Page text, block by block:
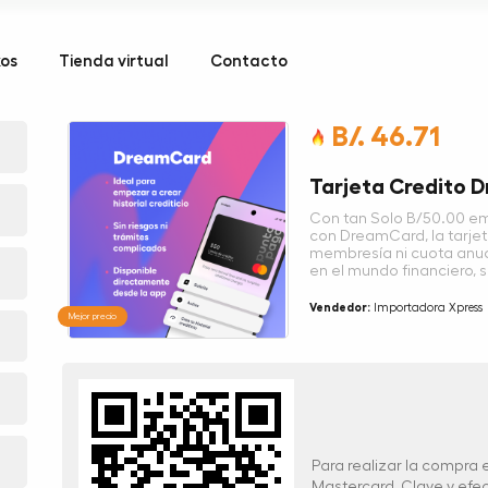
Tienda virtual Contacto
Mejor precio
B/. 46.71
Tarjeta Credito
Con tan Solo B/50.00
con DreamCard, la
membresía ni cuota
en el mundo financiero,
Vendedor:Importadora Xpress
Para realizar la compra